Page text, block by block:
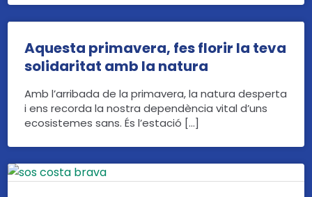
Aquesta primavera, fes florir la teva
solidaritat amb la natura
Amb l’arribada de la primavera, la natura desperta
i ens recorda la nostra dependència vital d’uns
ecosistemes sans. És l’estació […]